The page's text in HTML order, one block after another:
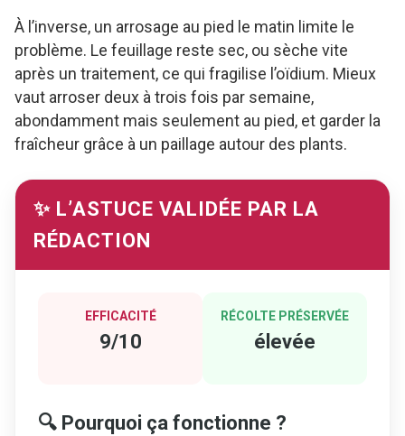
À l’inverse, un arrosage au pied le matin limite le
problème. Le feuillage reste sec, ou sèche vite
après un traitement, ce qui fragilise l’oïdium. Mieux
vaut arroser deux à trois fois par semaine,
abondamment mais seulement au pied, et garder la
fraîcheur grâce à un paillage autour des plants.
✨ L’ASTUCE VALIDÉE PAR LA
RÉDACTION
EFFICACITÉ
9/10
RÉCOLTE PRÉSERVÉE
élevée
🔍 Pourquoi ça fonctionne ?